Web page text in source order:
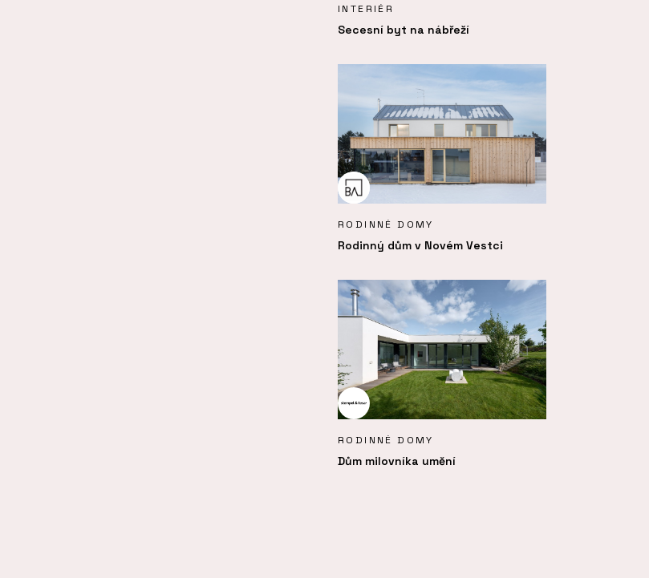
INTERIÉR
Secesní byt na nábřeží
RODINNÉ DOMY
Rodinný dům v Novém Vestci
RODINNÉ DOMY
Dům milovníka umění